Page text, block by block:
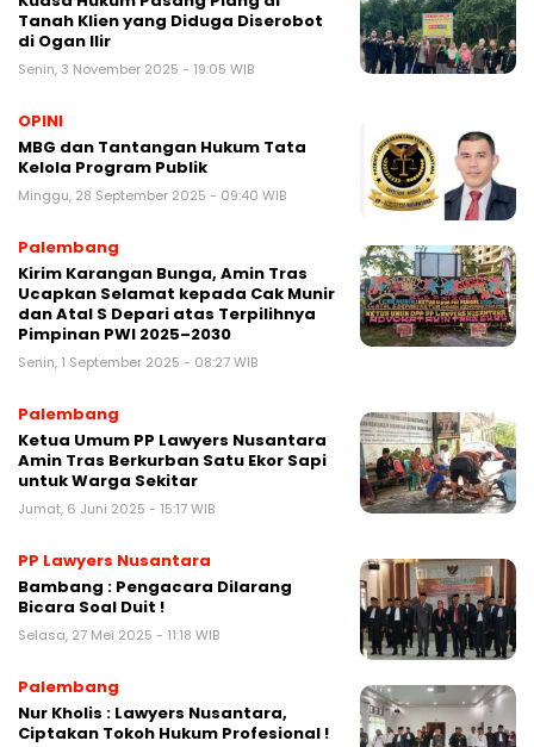
Tanah Klien yang Diduga Diserobot
di Ogan Ilir
Senin, 3 November 2025 - 19:05 WIB
OPINI
MBG dan Tantangan Hukum Tata
Kelola Program Publik
Minggu, 28 September 2025 - 09:40 WIB
Palembang
Kirim Karangan Bunga, Amin Tras
Ucapkan Selamat kepada Cak Munir
dan Atal S Depari atas Terpilihnya
Pimpinan PWI 2025–2030
Senin, 1 September 2025 - 08:27 WIB
Palembang
Ketua Umum PP Lawyers Nusantara
Amin Tras Berkurban Satu Ekor Sapi
untuk Warga Sekitar
Jumat, 6 Juni 2025 - 15:17 WIB
PP Lawyers Nusantara
Bambang : Pengacara Dilarang
Bicara Soal Duit !
Selasa, 27 Mei 2025 - 11:18 WIB
Palembang
Nur Kholis : Lawyers Nusantara,
Ciptakan Tokoh Hukum Profesional !